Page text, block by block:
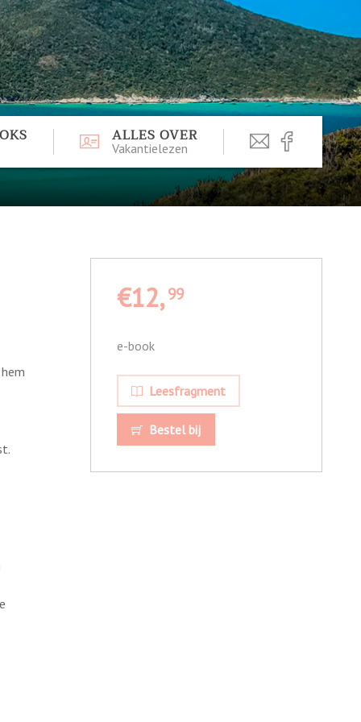
ALLES OVER
Vakantielezen
€12,99
e-book
Leesfragment
Bestel bij